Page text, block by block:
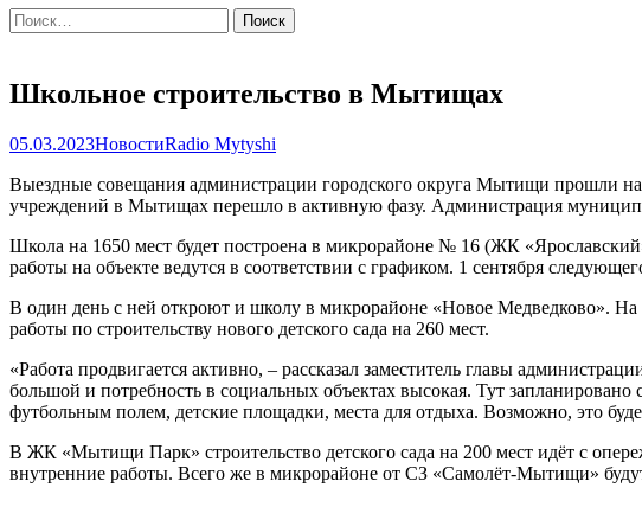
Найти:
Школьное строительство в Мытищах
05.03.2023НовостиRadio Mytyshi
Выездные совещания администрации городского округа Мытищи прошли на
учреждений в Мытищах перешло в активную фазу. Администрация
Школа на 1650 мест будет построена в микрорайоне № 16 (ЖК
работы на объекте ведутся в соответствии с графиком. 1 сентября
В один день с ней откроют и школу в микрорайоне «Новое Медведково». На
работы по строительству нового детского сада на 260 мест.
«Работа продвигается активно, – рассказал заместитель главы
большой и потребность в социальных объектах высокая. Тут
футбольным полем, детские площадки, места для отдыха. Возможно, это
В ЖК «Мытищи Парк» строительство детского сада на 200 мест идёт с
внутренние работы. Всего же в микрорайоне от СЗ «Самолёт-Мытищи»